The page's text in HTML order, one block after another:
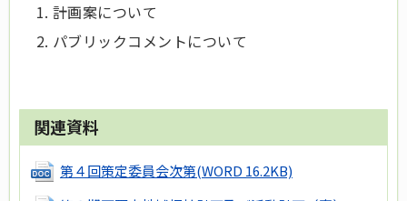
計画案について
パブリックコメントについて
関連資料
第４回策定委員会次第(WORD 16.2KB)